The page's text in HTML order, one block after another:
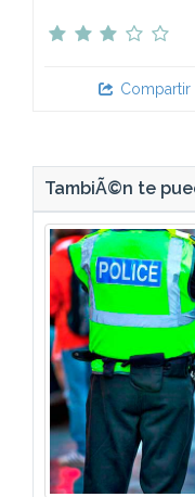
Compartir
TambiÃ©n te